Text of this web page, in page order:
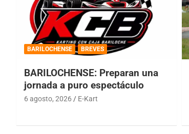
BARILOCHENSE BREVES
BARILOCHENSE: Preparan una
jornada a puro espectáculo
6 agosto, 2026 E-Kart